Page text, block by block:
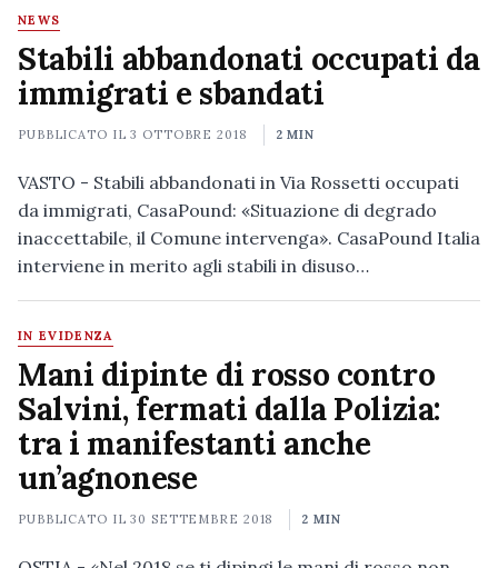
NEWS
Stabili abbandonati occupati da
immigrati e sbandati
PUBBLICATO IL3 OTTOBRE 2018 2 MIN
VASTO - Stabili abbandonati in Via Rossetti occupati
da immigrati, CasaPound: «Situazione di degrado
inaccettabile, il Comune intervenga». CasaPound Italia
interviene in merito agli stabili in disuso…
IN EVIDENZA
Mani dipinte di rosso contro
Salvini, fermati dalla Polizia:
tra i manifestanti anche
un’agnonese
PUBBLICATO IL30 SETTEMBRE 2018 2 MIN